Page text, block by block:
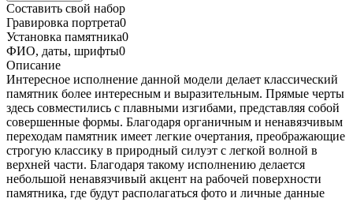
Составить свой набор
Гравировка портрета0
Установка памятника0
ФИО, даты, шрифты0
Описание
Интересное исполнение данной модели делает классический
памятник более интересным и выразительным. Прямые черты
здесь совместились с плавными изгибами, представляя собой
совершенные формы. Благодаря органичным и ненавязчивым
переходам памятник имеет легкие очертания, преображающие
строгую классику в природный силуэт с легкой волной в
верхней части. Благодаря такому исполнению делается
небольшой ненавязчивый акцент на рабочей поверхности
памятника, где будут располагаться фото и личные данные